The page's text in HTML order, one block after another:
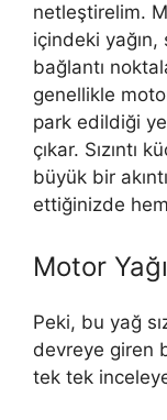
netleştirelim.
içindeki yağın,
bağlantı
genellikle
park edildiği
çıkar. Sızıntı
büyük bir
ettiğinizde
Motor
Peki, bu yağ
devreye giren
tek tek